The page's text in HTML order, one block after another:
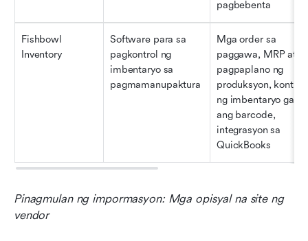
pagbebenta
Fishbowl
Inventory
Software para sa
pagkontrol ng
imbentaryo sa
pagmamanupaktura
Mga order sa
paggawa, MRP at
pagpaplano ng
produksyon, kontrol
ng imbentaryo
ang barcode,
integrasyon sa
QuickBooks
Pinagmulan ng impormasyon: Mga opisyal na site ng
vendor